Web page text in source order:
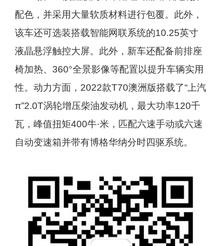
配色，并采用大量软质材料进行包覆。此外，
该车还可选装搭载智能网联系统的10.25英寸
液晶悬浮触控大屏。此外，新车还配备前排座
椅加热、360°全景影像等配置以提升车辆实用
性。动力方面，2022款T70澳洲版搭载了“上汽
π”2.0T涡轮增压柴油发动机，最大功率120千
瓦，峰值扭矩400牛·米，匹配六速手动或六速
自动变速箱并带有博格华纳分时四驱系统。